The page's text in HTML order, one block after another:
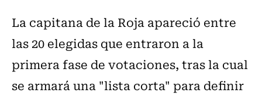
La capitana de la Roja apareció entre
las 20 elegidas que entraron a la
primera fase de votaciones, tras la cual
se armará una "lista corta" para definir